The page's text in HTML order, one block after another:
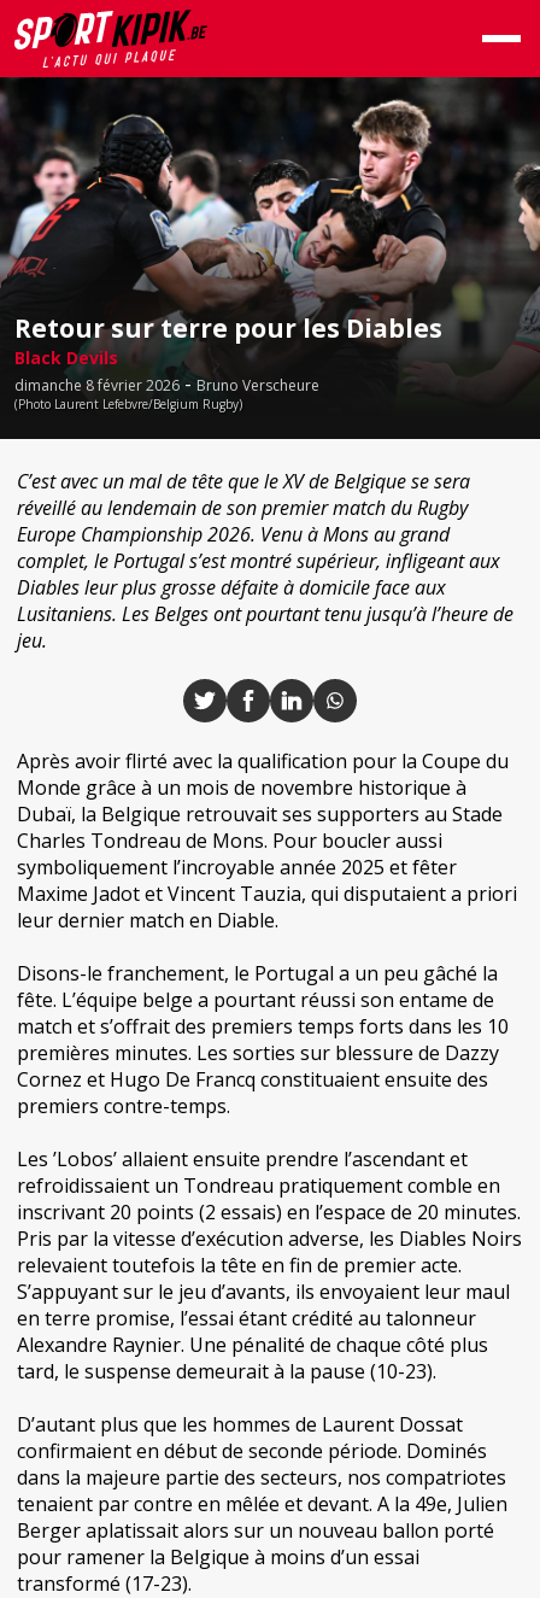
Retour sur terre pour les Diables
Black Devils
dimanche 8 février 2026 - Bruno Verscheure
(Photo Laurent Lefebvre/Belgium Rugby)
C’est avec un mal de tête que le XV de Belgique se sera
réveillé au lendemain de son premier match du Rugby
Europe Championship 2026. Venu à Mons au grand
complet, le Portugal s’est montré supérieur, infligeant aux
Diables leur plus grosse défaite à domicile face aux
Lusitaniens. Les Belges ont pourtant tenu jusqu’à l’heure de
jeu.
Après avoir flirté avec la qualification pour la Coupe du
Monde grâce à un mois de novembre historique à
Dubaï, la Belgique retrouvait ses supporters au Stade
Charles Tondreau de Mons. Pour boucler aussi
symboliquement l’incroyable année 2025 et fêter
Maxime Jadot et Vincent Tauzia, qui disputaient a priori
leur dernier match en Diable.
Disons-le franchement, le Portugal a un peu gâché la
fête. L’équipe belge a pourtant réussi son entame de
match et s’offrait des premiers temps forts dans les 10
premières minutes. Les sorties sur blessure de Dazzy
Cornez et Hugo De Francq constituaient ensuite des
premiers contre-temps.
Les ’Lobos’ allaient ensuite prendre l’ascendant et
refroidissaient un Tondreau pratiquement comble en
inscrivant 20 points (2 essais) en l’espace de 20 minutes.
Pris par la vitesse d’exécution adverse, les Diables Noirs
relevaient toutefois la tête en fin de premier acte.
S’appuyant sur le jeu d’avants, ils envoyaient leur maul
en terre promise, l’essai étant crédité au talonneur
Alexandre Raynier. Une pénalité de chaque côté plus
tard, le suspense demeurait à la pause (10-23).
D’autant plus que les hommes de Laurent Dossat
confirmaient en début de seconde période. Dominés
dans la majeure partie des secteurs, nos compatriotes
tenaient par contre en mêlée et devant. A la 49e, Julien
Berger aplatissait alors sur un nouveau ballon porté
pour ramener la Belgique à moins d’un essai
transformé (17-23).